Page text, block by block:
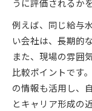
うに評価されるか
例えば、同じ給与
い会社は、長期的
また、現場の雰囲
比較ポイントです
の情報も活用し、
とキャリア形成の